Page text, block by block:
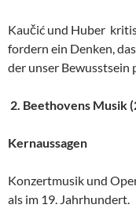
Kaučić und Huber
fordern ein Denken,
der unser Bewusstsein
2. Beethovens Musik
Kernaussagen
Konzertmusik und
als im 19. Jahrhundert.